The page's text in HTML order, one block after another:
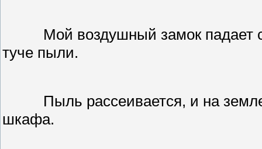
Мой воздушный замок падает
туче пыли.
Пыль рассеивается, и на
шкафа.